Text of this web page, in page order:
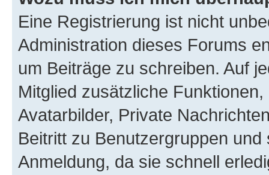
Eine Registrierung ist nicht
Administration dieses Forums
um Beiträge zu schreiben. Auf
Mitglied zusätzliche
Avatarbilder, Private
Beitritt zu Benutzergruppen
Anmeldung, da sie schnell